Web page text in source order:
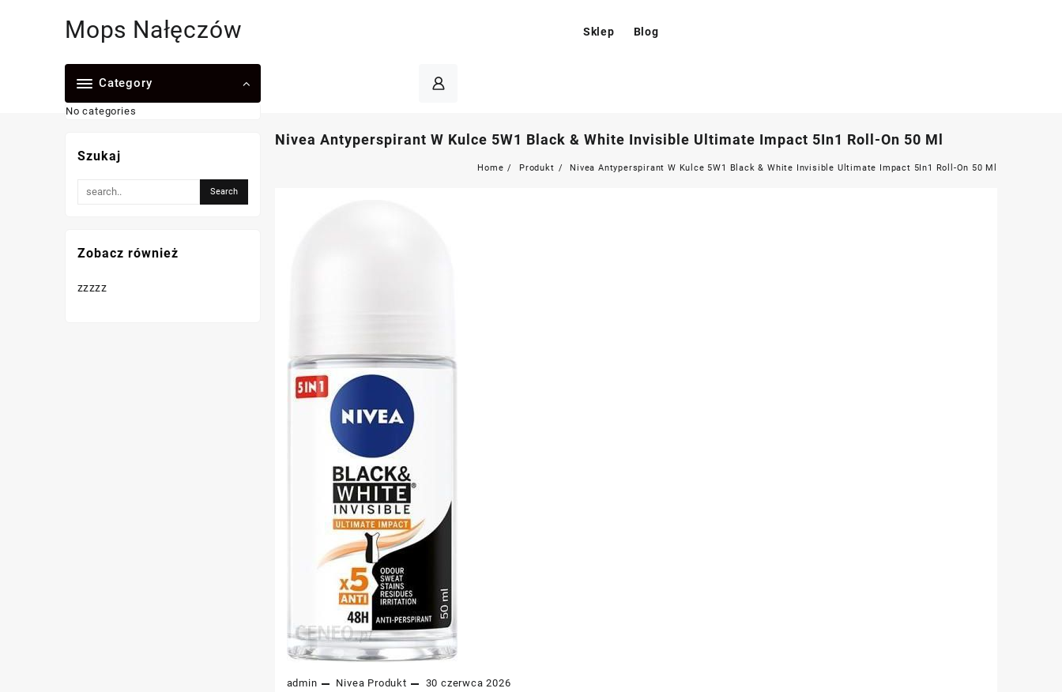
Mops Nałęczów Sklep Blog
Category
No categories
Nivea Antyperspirant W Kulce 5W1 Black & White Invisible Ultimate Impact 5In1 Roll-On 50 Ml
Home Produkt Nivea Antyperspirant W Kulce 5W1 Black & White Invisible Ultimate Impact 5In1 Roll-On 50 Ml
admin Nivea Produkt 30 czerwca 2026
Szukaj
Zobacz również
zzzzz